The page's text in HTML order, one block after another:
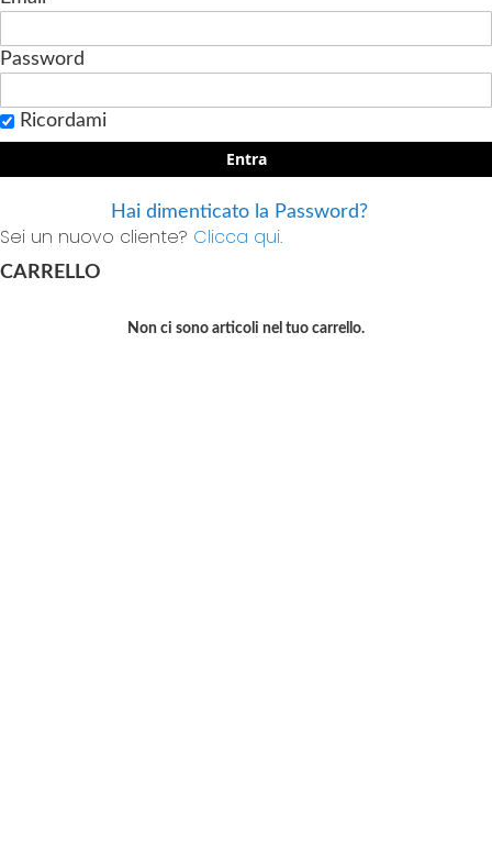
Password
Ricordami
Entra
Hai dimenticato la Password?
Sei un nuovo cliente? Clicca qui.
CARRELLO
Non ci sono articoli nel tuo carrello.